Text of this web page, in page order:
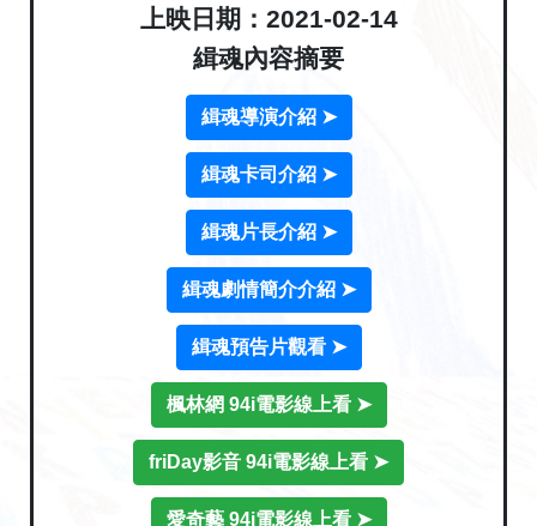
上映日期：2021-02-14
緝魂內容摘要
緝魂導演介紹 ➤
緝魂卡司介紹 ➤
緝魂片長介紹 ➤
緝魂劇情簡介介紹 ➤
緝魂預告片觀看 ➤
楓林網 94i電影線上看 ➤
friDay影音 94i電影線上看 ➤
愛奇藝 94i電影線上看 ➤